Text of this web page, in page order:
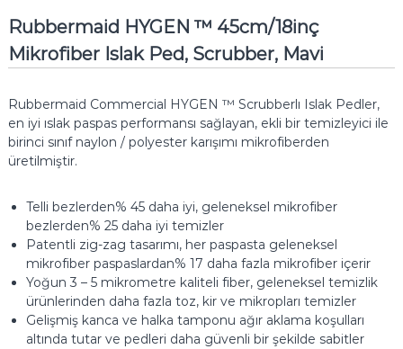
Rubbermaid HYGEN ™ 45cm/18inç
Mikrofiber Islak Ped, Scrubber, Mavi
Rubbermaid Commercial HYGEN ™ Scrubberlı Islak Pedler,
en iyi ıslak paspas performansı sağlayan, ekli bir temizleyici ile
birinci sınıf naylon / polyester karışımı mikrofiberden
üretilmiştir.
Telli bezlerden% 45 daha iyi, geleneksel mikrofiber
bezlerden% 25 daha iyi temizler
Patentli zig-zag tasarımı, her paspasta geleneksel
mikrofiber paspaslardan% 17 daha fazla mikrofiber içerir
Yoğun 3 – 5 mikrometre kaliteli fiber, geleneksel temizlik
ürünlerinden daha fazla toz, kir ve mikropları temizler
Gelişmiş kanca ve halka tamponu ağır aklama koşulları
altında tutar ve pedleri daha güvenli bir şekilde sabitler